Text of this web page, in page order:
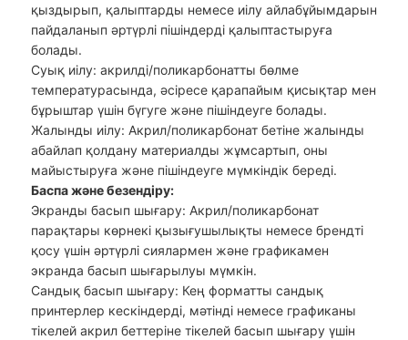
қыздырып, қалыптарды немесе иілу айлабұйымдарын
пайдаланып әртүрлі пішіндерді қалыптастыруға
болады.
Суық иілу: акрилді/поликарбонатты бөлме
температурасында, әсіресе қарапайым қисықтар мен
бұрыштар үшін бүгуге және пішіндеуге болады.
Жалынды иілу: Акрил/поликарбонат бетіне жалынды
абайлап қолдану материалды жұмсартып, оны
майыстыруға және пішіндеуге мүмкіндік береді.
Баспа және безендіру:
Экранды басып шығару: Акрил/поликарбонат
парақтары көрнекі қызығушылықты немесе брендті
қосу үшін әртүрлі сиялармен және графикамен
экранда басып шығарылуы мүмкін.
Сандық басып шығару: Кең форматты сандық
принтерлер кескіндерді, мәтінді немесе графиканы
тікелей акрил беттеріне тікелей басып шығару үшін